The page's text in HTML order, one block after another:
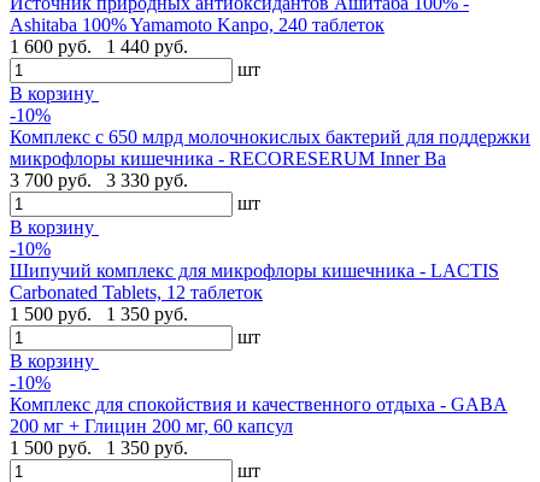
Ashitaba 100% Yamamoto Kanpo, 240 таблеток
1 600 руб.
1 440 руб.
шт
В корзину
-10%
Комплекс с 650 млрд молочнокислых бактерий для поддержки
микрофлоры кишечника - RECORESERUM Inner Ba
3 700 руб.
3 330 руб.
шт
В корзину
-10%
Шипучий комплекс для микрофлоры кишечника - LACTIS
Carbonated Tablets, 12 таблеток
1 500 руб.
1 350 руб.
шт
В корзину
-10%
Комплекс для спокойствия и качественного отдыха - GABA
200 мг + Глицин 200 мг, 60 капсул
1 500 руб.
1 350 руб.
шт